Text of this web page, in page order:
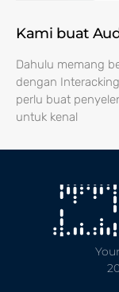
Kami buat
Dahulu memang
dengan
perlu buat
untuk kenal